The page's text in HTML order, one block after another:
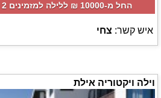
החל מ-‏10000 ₪ ללילה למזמינים 2 לילות בסופ"ש הקרוב
איש קשר: צחי
וילה ויקטוריה אילת